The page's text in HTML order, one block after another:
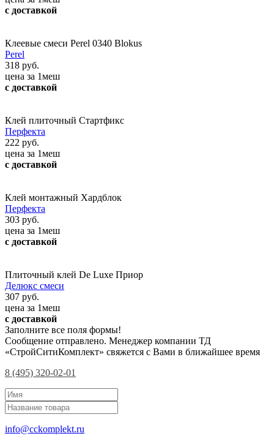
с доставкой
Клеевые смеси Perel 0340 Blokus
Perel
318 руб.
цена за 1меш
с доставкой
Клей плиточный Стартфикс
Перфекта
222 руб.
цена за 1меш
с доставкой
Клей монтажный Хардблок
Перфекта
303 руб.
цена за 1меш
с доставкой
Плиточный клей De Luxe Приор
Делюкс смеси
307 руб.
цена за 1меш
с доставкой
Заполните все поля формы!
Сообщение отправлено. Менеджер компании ТД
«СтройСитиКомплект» свяжется с Вами в ближайшее время
8 (495) 320-02-01
info@cckomplekt.ru